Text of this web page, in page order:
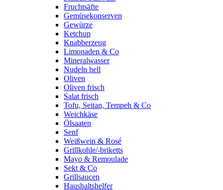
Fruchtsäfte
Gemüsekonserven
Gewürze
Ketchup
Knabberzeug
Limonaden & Co
Mineralwasser
Nudeln hell
Oliven
Oliven frisch
Salat frisch
Tofu, Seitan, Tempeh & Co
Weichkäse
Ölsaaten
Senf
Weißwein & Rosé
Grillkohle/-briketts
Mayo & Remoulade
Sekt & Co
Grillsaucen
Haushaltshelfer